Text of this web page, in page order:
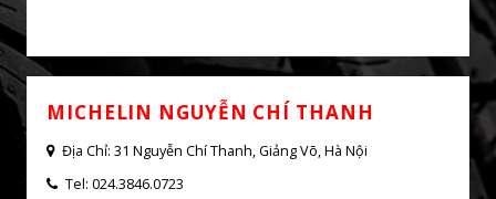
MICHELIN HOÀNG NGÂN
Địa Chỉ: 169 P. Hoàng Ngân, Yên Hòa, Hà Nội